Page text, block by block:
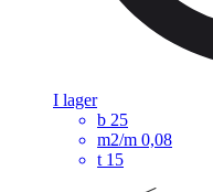
I lager
b 25
m2/m 0,08
t 15